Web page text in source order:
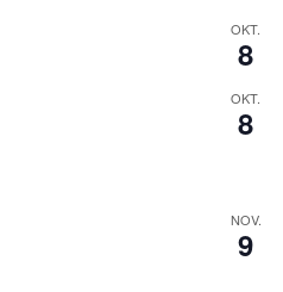
OKT.
8
OKT.
8
NOV.
9